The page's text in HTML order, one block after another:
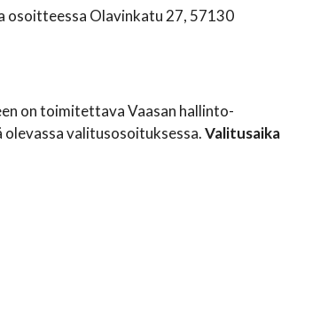
osoitteessa Olavinkatu 27, 57130
on toimitettava Vaasan hallinto-
valitusosoituksessa.Valitusaika